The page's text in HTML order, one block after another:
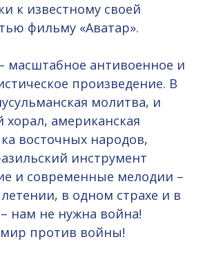
к известному своей
фильму «Аватар».
масштабное антивоенное и
произведение. В
молитва, и
хорал, американская
восточных народов,
инструмент
и современные мелодии –
в одном страхе и в
нам не нужна война!
против войны!